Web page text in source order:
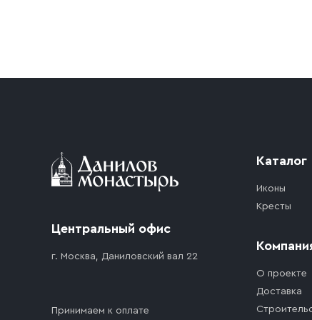
доставка осуществляется до ближайшего
Центральный офис
г. Москва, Даниловский вал 22
Принимаем к оплате
Каталог
Иконы
Кресты
О проекте
Доставка